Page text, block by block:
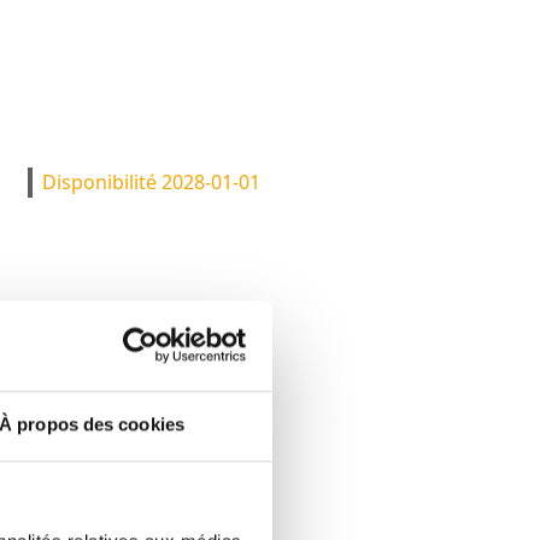
À propos des cookies
Disponibilité 2028-01-01
à Niederkorn
résidentiel